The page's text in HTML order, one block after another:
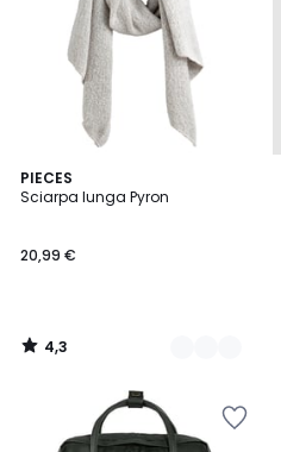
PIECES
Sciarpa lunga Pyron
20,99 €
4,3
/ 5
2
Colori
4,3
/